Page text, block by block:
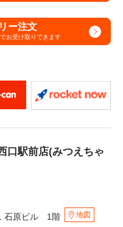
ー注文
お受け取りできます
口駅前店(みつえちゃ
石原ビル 1階
地図